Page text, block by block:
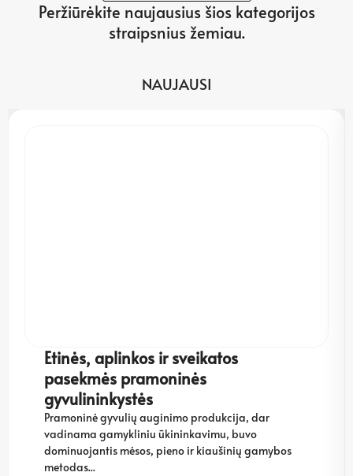
Peržiūrėkite naujausius šios kategorijos
straipsnius žemiau.
NAUJAUSI
Etinės, aplinkos ir sveikatos
pasekmės pramoninės
gyvulininkystės
Pramoninė gyvulių auginimo produkcija, dar
vadinama gamykliniu ūkininkavimu, buvo
dominuojantis mėsos, pieno ir kiaušinių gamybos
metodas...